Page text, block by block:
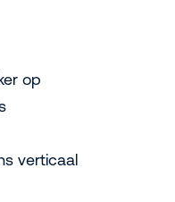
op
verticaal